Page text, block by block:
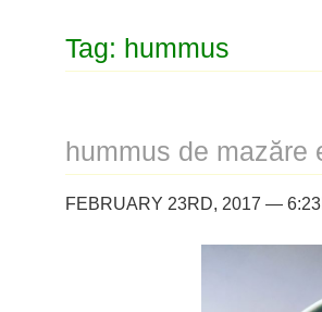
Tag: hummus
hummus de mazăre
FEBRUARY 23RD, 2017 —